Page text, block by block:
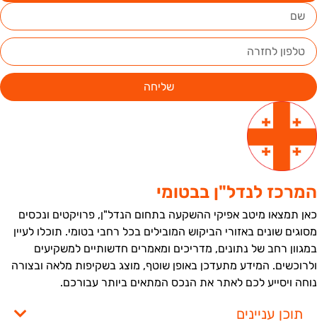
שליחה
לנדל"ן בבטומי
תמצאו מיטב אפיקי ההשקעה בתחום הנדל"ן, פרויקטים ונכסים
שונים באזורי הביקוש המובילים בכל רחבי בטומי. תוכלו לעיין
רחב של נתונים, מדריכים ומאמרים חדשותיים למשקיעים
המידע מתעדכן באופן שוטף, מוצג בשקיפות מלאה ובצורה
ויסייע לכם לאתר את הנכס המתאים ביותר עבורכם.
תוכן עניינים